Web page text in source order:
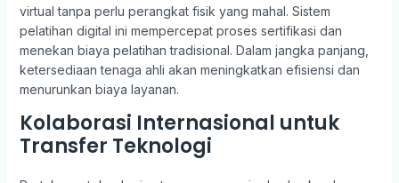
virtual tanpa perlu perangkat fisik yang mahal. Sistem
pelatihan digital ini mempercepat proses sertifikasi dan
menekan biaya pelatihan tradisional. Dalam jangka panjang,
ketersediaan tenaga ahli akan meningkatkan efisiensi dan
menurunkan biaya layanan.
Kolaborasi Internasional untuk
Transfer Teknologi